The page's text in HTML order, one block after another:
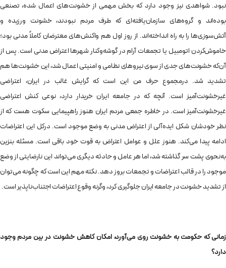
نبود. شواهدی نیز وجود دارد که بخش مهمی از خشونت‌های اعمال شده، تصنعی
بوده‌اند و گروه‌های سازمان‌یافته‌ای که طرف مردم نبودند، خشونت‌ ورزیده‌ و
آتش‌سوزی‌ها را به راه‌ انداخته‌اند. از روز اول هم واکنش‌های معترضان کاملاً مدنی بود؛
خاموش‌کردن اتومبیل یا تجمعات آرام در گوشه‌وکنار شهرها اعتراض مدنی است. پس از
آن‌که خشونت‌های جدی از سوی نیروهای نظامی و امنیتی اعمال شد، این خشونت‌ها هم
تشدید شد. درمجموع حرف من این است که گرایش غالب در ایران، اعتراضی
غیرخشونت‌آمیز است. آنچه که در جامعه‌ ایران خریدار دارد، نوعی کنش اعتراضی
غیرخشونت‌آمیز است. در خاطره‌ جمعی مردم ایران هنوز راهپیمایی سکوت هست که از
نظر خودشان شکل ایده‌آلی از اعتراض مدنی به وضع موجود است. درکل این اعتراضات
ادامه پیدا می‌کند. هنوز علل و عوامل اعتراض به قوت خود باقی است. مسئله‌ بنزین
به‌نحوی پشت سر گذاشته شد، اما هر عامل و حادثه‌ دیگری می‌تواند این نارضایتی از وضع
موجود را در قالب اعتراضات و تجمعات بروز دهد. نکته‌ مهم این است که چگونه می‌توان
از تشدید خشونت در جامعه‌ ایران جلوگیری کرد، وگرنه وقوع اعتراضات اجتناب‌ناپذیر است.
زمانی که حکومت به خشونت روی می‌آورد، امکان کاهش خشونت در بین مردم وجود
دارد؟